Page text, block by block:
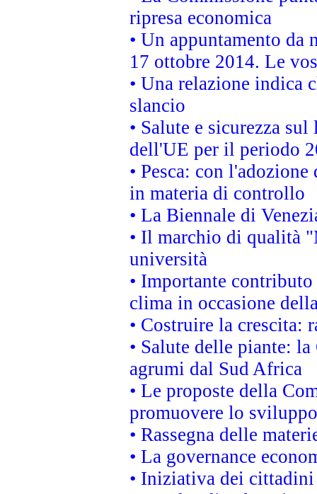
ripresa economica
• Un appuntamento da
17 ottobre 2014. Le
• Una relazione indica
slancio
• Salute e sicurezza
dell'UE per il periodo
• Pesca: con
in materia di controllo
• La Biennale di
• Il marchio di qualità
università
• Importante
clima in occasione
• Costruire la crescita:
• Salute delle piante:
agrumi dal Sud Africa
• Le proposte della
promuovere lo
• Rassegna delle
• La governance
• Iniziativa dei